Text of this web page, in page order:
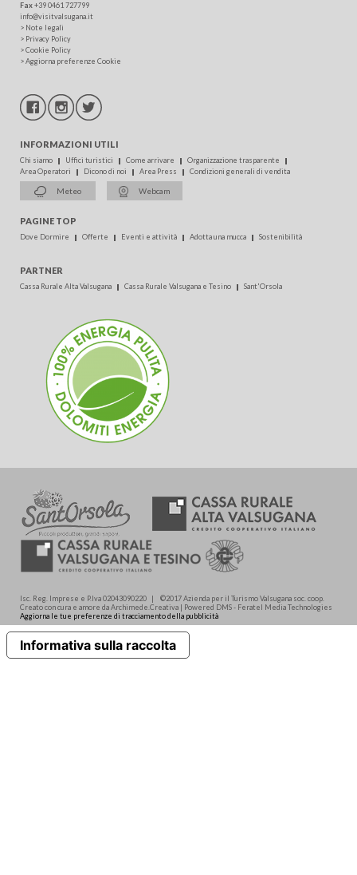
Fax+39 0461 727799
info@visitvalsugana.it
> Note legali
> Privacy Policy
>Cookie Policy
>Aggiorna preferenze Cookie
INFORMAZIONI UTILI
Chi siamo Uffici turistici Come arrivare
Organizzazione trasparente
Area Operatori
Dicono di noi Area Press Condizioni generali di vendita
Meteo Webcam
PAGINE TOP
Dove Dormire Offerte Eventi e attività Adotta una mucca Sostenibilità
PARTNER
Cassa Rurale Alta Valsugana Cassa Rurale Valsugana e Tesino Sant'Orsola
Isc. Reg. Imprese e P.Iva 02043090220 | ©2017 Azienda per il Turismo Valsugana soc. coop.
Creato con cura e amore da Archimede.Creativa | Powered DMS - Feratel Media Technologies
Aggiorna le tue preferenze di tracciamento della pubblicità
Informativa sulla raccolta